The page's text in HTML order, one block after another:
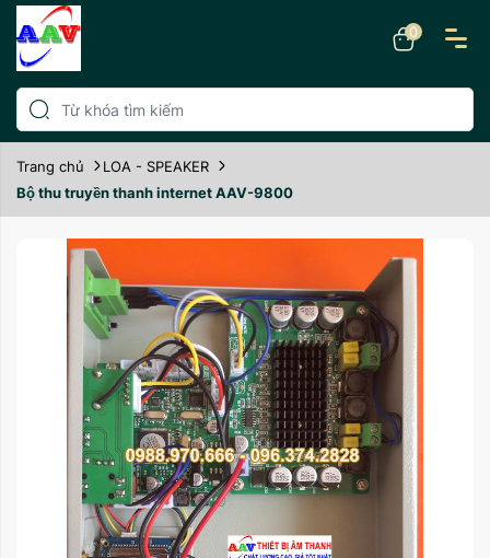
0
Trang chủ
LOA - SPEAKER
Bộ thu truyền thanh internet AAV-9800